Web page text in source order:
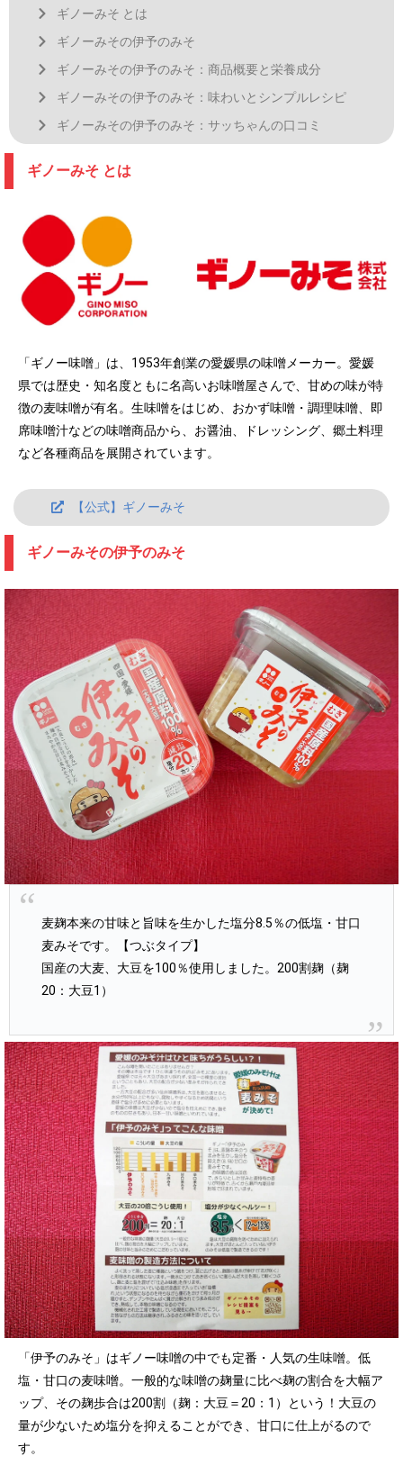
ギノーみそ とは
ギノーみその伊予のみそ
ギノーみその伊予のみそ：商品概要と栄養成分
ギノーみその伊予のみそ：味わいとシンプルレシピ
ギノーみその伊予のみそ：サッちゃんの口コミ
ギノーみそ とは
「ギノー味噌」は、1953年創業の愛媛県の味噌メーカー。愛媛
県では歴史・知名度ともに名高いお味噌屋さんで、甘めの味が特
徴の麦味噌が有名。生味噌をはじめ、おかず味噌・調理味噌、即
席味噌汁などの味噌商品から、お醤油、ドレッシング、郷土料理
など各種商品を展開されています。
【公式】ギノーみそ
ギノーみその伊予のみそ
麦麹本来の甘味と旨味を生かした塩分8.5％の低塩・甘口
麦みそです。【つぶタイプ】
国産の大麦、大豆を100％使用しました。200割麹（麹
20：大豆1）
「伊予のみそ」はギノー味噌の中でも定番・人気の生味噌。低
塩・甘口の麦味噌。一般的な味噌の麹量に比べ麹の割合を大幅ア
ップ、その麹歩合は200割（麹：大豆＝20：1）という！大豆の
量が少ないため塩分を抑えることができ、甘口に仕上がるので
す。